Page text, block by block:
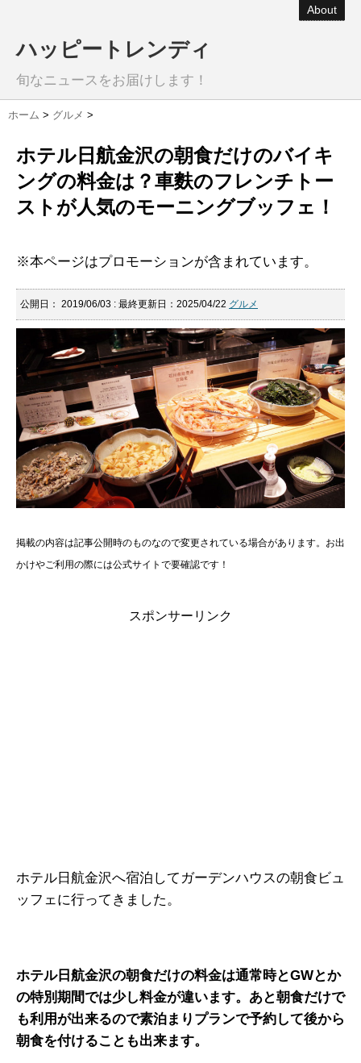
About
ハッピートレンディ
旬なニュースをお届けします！
ホーム > グルメ >
ホテル日航金沢の朝食だけのバイキ
ングの料金は？車麩のフレンチトー
ストが人気のモーニングブッフェ！
※本ページはプロモーションが含まれています。
公開日： 2019/06/03 : 最終更新日：2025/04/22 グルメ
掲載の内容は記事公開時のものなので変更されている場合があります。お出
かけやご利用の際には公式サイトで要確認です！
スポンサーリンク
ホテル日航金沢へ宿泊してガーデンハウスの朝食ビュ
ッフェに行ってきました。
ホテル日航金沢の朝食だけの料金は通常時とGWとか
の特別期間では少し料金が違います。あと朝食だけで
も利用が出来るので素泊まりプランで予約して後から
朝食を付けることも出来ます。